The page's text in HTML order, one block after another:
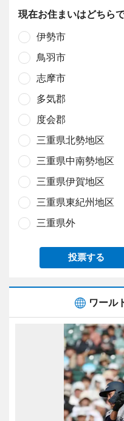
現在お住まいはどちら
伊勢市
鳥羽市
志摩市
多気郡
度会郡
三重県北勢地区
三重県中南勢地区
三重県伊賀地区
三重県東紀州地区
三重県外
投票する
ワール